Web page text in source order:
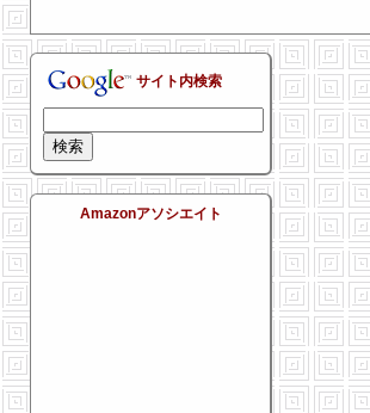
サイト内検索
Amazonアソシエイト